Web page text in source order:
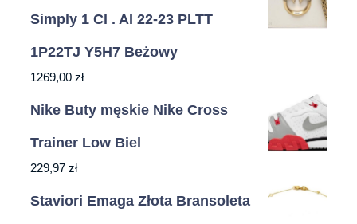
Simply 1 Cl . AI 22-23 PLTT
1P22TJ Y5H7 Beżowy
1269,00 zł
Nike Buty męskie Nike Cross
Trainer Low Biel
229,97 zł
Staviori Emaga Złota Bransoleta